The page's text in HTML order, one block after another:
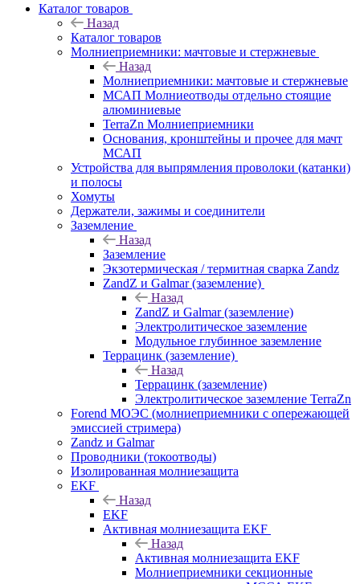
Каталог товаров
Назад
Каталог товаров
Молниеприемники: мачтовые и стержневые
Назад
Молниеприемники: мачтовые и стержневые
МСАП Молниеотводы отдельно стоящие
алюминиевые
TerraZn Молниеприемники
Основания, кронштейны и прочее для мачт
МСАП
Устройства для выпрямления проволоки (катанки)
и полосы
Хомуты
Держатели, зажимы и соединители
Заземление
Назад
Заземление
Экзотермическая / термитная сварка Zandz
ZandZ и Galmar (заземление)
Назад
ZandZ и Galmar (заземление)
Электролитическое заземление
Модульное глубинное заземление
Террацинк (заземление)
Назад
Террацинк (заземление)
Электролитическое заземление TerraZn
Forend МОЭС (молниеприемники с опережающей
эмиссией стримера)
Zandz и Galmar
Проводники (токоотводы)
Изолированная молниезащита
EKF
Назад
EKF
Активная молниезащита EKF
Назад
Активная молниезащита EKF
Молниеприемники секционные